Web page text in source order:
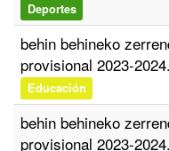
Deportes
behin behineko
provisional 2023-
Educación
behin behineko
provisional 2023-